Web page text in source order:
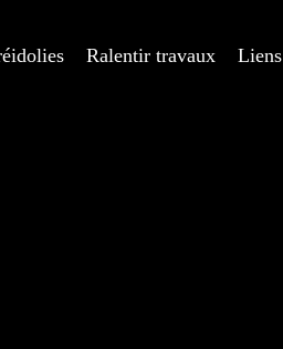
Ralentir travaux Liens